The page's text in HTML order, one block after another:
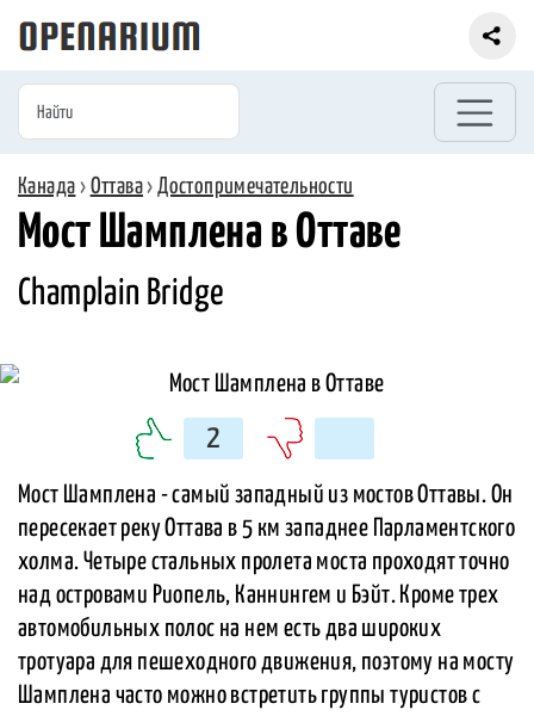
Канада › Оттава›Достопримечательности
Мост Шамплена в Оттаве
Champlain Bridge
2
Мост Шамплена - самый западный из мостов Оттавы. Он
пересекает реку Оттава в 5 км западнее Парламентского
холма. Четыре стальных пролета моста проходят точно
над островами Риопель, Каннингем и Бэйт. Кроме трех
автомобильных полос на нем есть два широких
тротуара для пешеходного движения, поэтому на мосту
Шамплена часто можно встретить группы туристов с